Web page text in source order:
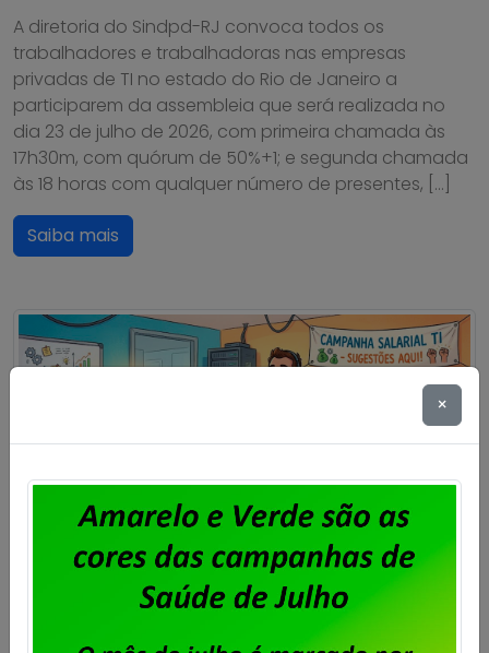
A diretoria do Sindpd-RJ convoca todos os
trabalhadores e trabalhadoras nas empresas
privadas de TI no estado do Rio de Janeiro a
participarem da assembleia que será realizada no
dia 23 de julho de 2026, com primeira chamada às
17h30m, com quórum de 50%+1; e segunda chamada
às 18 horas com qualquer número de presentes, […]
Saiba mais
Particulares – Envie sua sugestão
de pauta para a Campanha
×